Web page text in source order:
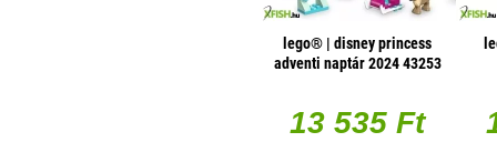
lego® | disney princess
adventi naptár 2024 43253
13 535 Ft